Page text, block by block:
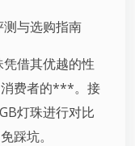
与选购指南
借其优越的性
消费者的***。接
灯珠进行对比
踩坑。